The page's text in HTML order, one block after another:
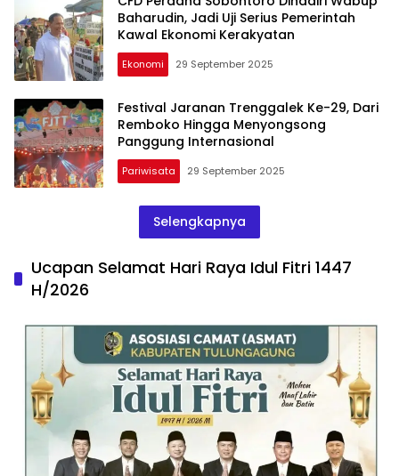
Baharudin, Jadi Uji Serius Pemerintah
Kawal Ekonomi Kerakyatan
Ekonomi 29 September 2025
Festival Jaranan Trenggalek Ke-29, Dari
Remboko Hingga Menyongsong
Panggung Internasional
Pariwisata 29 September 2025
Selengkapnya
Ucapan Selamat Hari Raya Idul Fitri 1447
H/2026